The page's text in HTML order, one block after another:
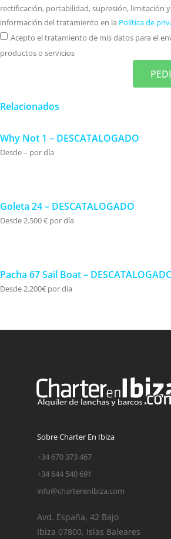
rectificación, portabilidad, supresión, limitación
información del tratamiento en la Política de
Acepto el tratamiento de mis datos para el
productos o servicios
Relacionados
Why Not 1 – DESCATALOGADO
Desde – por día
Goleta 24 – DESCATALOGADO
Desde 2.500 € por día
Pacha 67 Sail Boat –
Desde 2.200€ por día
Sobre Charter En Ibiza
+34 670 373 467
+34 644 540 691
info@charterenibiza.com
Avd. España, 42 Bajo
Ibiza 07800, Islas Baleares